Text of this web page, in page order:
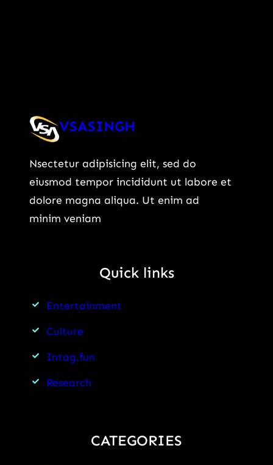
VSASINGH
Nsectetur adipisicing elit, sed do
eiusmod tempor incididunt ut labore et
dolore magna aliqua. Ut enim ad
minim veniam
Quick links
Entertainment
Culture
Intag.fun
Research
CATEGORIES